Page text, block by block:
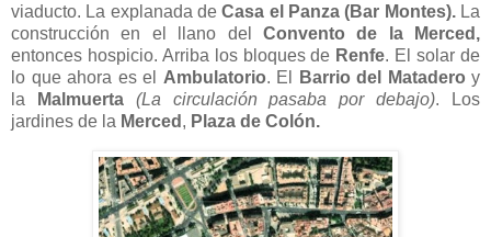
viaducto. La explanada deCasa el Panza (Bar Montes).La
construcción en el llano del Convento de la Merced,
entonces hospicio. Arriba los bloques de Renfe. El solar de
lo que ahora es el Ambulatorio. El Barrio del Matadero y
la
Malmuerta (La circulación pasaba por debajo). Los
jardines de la Merced , Plaza de Colón.